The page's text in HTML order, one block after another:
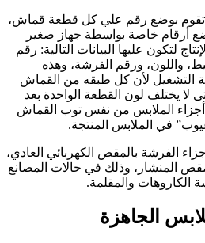
تقوم بوضع رقم علي كل قطعة قماش،
أرقام خاصة بواسطة جهاز صغير
لتكون عليها البيانات التالية: رقم
واللون، ورقم الفرشة، وهذه
التشغيل لأن كل طبقه من القماش
لا يختلف لون القطعة الواحدة بعد
أجزاء الملابس من نفس توب القماش
في الملابس المنتجة.
الفرشة بالمقص الكهربائي العادي،
المنشار، وذلك في حالات المصانع
الكاروهات والمقلمة.
الجاهزة